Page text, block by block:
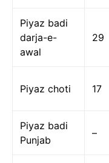
Piyaz badi
darja-e-
awal
29
Piyaz choti 17
Piyaz badi
Punjab
–